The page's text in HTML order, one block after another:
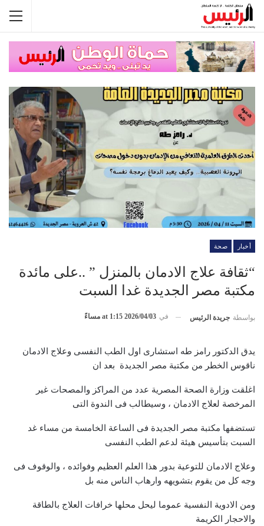
أخبار صحة
“ثقافة علاج الادمان بالمنزل ” ..على مائدة
مكتبة مصر الجديدة غدا السبت
بواسطة جريدة الرئيس في 2026/04/03 at 1:15 مساءً
يدق الدكتور رامز طه استشارى اول الطب النفسى وعلاج الادمان
ناقوس الخطر من مكتبة مصر الجديدة بعد ان
اغلقت وزارة الصحة المصرية عدد من المراكز والمصحات غير
المرخصة لعلاج الادمان ، وسيطالب فى الندوة التى
تستضفها مكتبة مصر الجديدة فى الساعة الخامسة من مساء غد
السبت بتأسيس هيئة لدعم الطب النفسى
وعلاج الادمان للتوعية بدور هذا العلم العظيم وفوائده ، والوقوف فى
وجه كل من يقوم بتشويهه وارهاب الناس منه بل
ومن الادوية النفسية عموما ليحل محلها خرافات العلاج بالطاقة
والاحجار الكريمة